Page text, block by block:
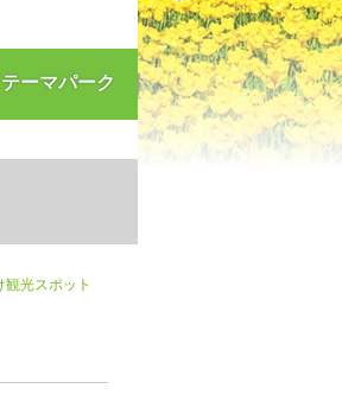
ーマパーク
光スポット